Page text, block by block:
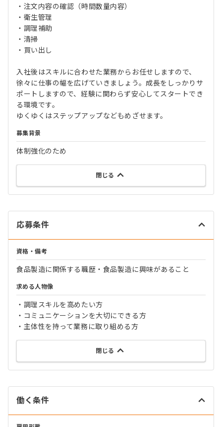
・注文内容の確認（時間数量内容）
・衛生管理
・調理補助
・清掃
・買い出し
入社後はスキルに合わせた業務からお任せしますので、
徐々に仕事の幅を広げていきましょう。成長をしっかりサ
ポートしますので、経験に関わらず安心してスタートでき
る環境です。
ゆくゆくはステップアップなどもめざせます。
募集背景
体制強化のため
閉じる
応募条件
資格・備考
食品製造に関係する職歴・食品製造に興味があること
求める人物像
・調理スキルを高めたい方
・コミュニケーションを大切にできる方
・主体性を持って業務に取り組める方
閉じる
働く条件